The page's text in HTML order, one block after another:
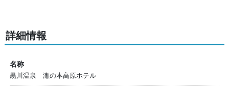
詳細情報
名称
黒川温泉 瀬の本高原ホテル